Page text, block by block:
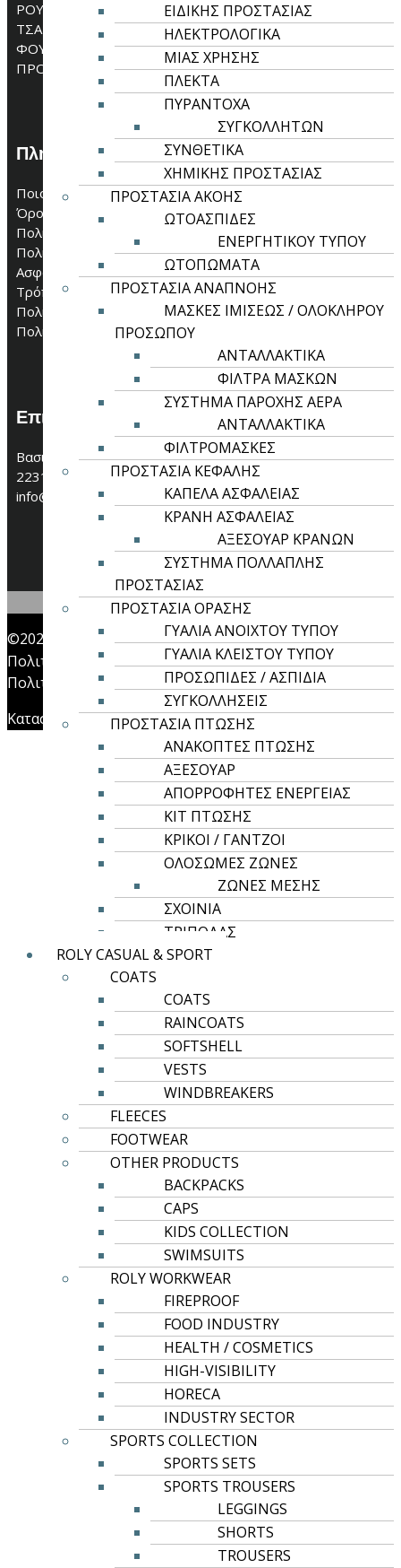
ΕΙΔΙΚΗΣ ΠΡΟΣΤΑΣΙΑΣ
ΗΛΕΚΤΡΟΛΟΓΙΚΑ
ΜΙΑΣ ΧΡΗΣΗΣ
ΠΛΕΚΤΑ
ΠΥΡΑΝΤΟΧΑ
ΣΥΓΚΟΛΛΗΤΩΝ
ΣΥΝΘΕΤΙΚΑ
ΧΗΜΙΚΗΣ ΠΡΟΣΤΑΣΙΑΣ
ΠΡΟΣΤΑΣΙΑ ΑΚΟΗΣ
ΩΤΟΑΣΠΙΔΕΣ
ΕΝΕΡΓΗΤΙΚΟΥ ΤΥΠΟΥ
ΩΤΟΠΩΜΑΤΑ
ΠΡΟΣΤΑΣΙΑ ΑΝΑΠΝΟΗΣ
ΜΑΣΚΕΣ ΙΜΙΣΕΩΣ / ΟΛΟΚΛΗΡΟΥ
ΠΡΟΣΩΠΟΥ
ΑΝΤΑΛΛΑΚΤΙΚΑ
ΦΙΛΤΡΑ ΜΑΣΚΩΝ
ΣΥΣΤΗΜΑ ΠΑΡΟΧΗΣ ΑΕΡΑ
ΑΝΤΑΛΛΑΚΤΙΚΑ
ΦΙΛΤΡΟΜΑΣΚΕΣ
ΠΡΟΣΤΑΣΙΑ ΚΕΦΑΛΗΣ
ΚΑΠΕΛΑ ΑΣΦΑΛΕΙΑΣ
ΚΡΑΝΗ ΑΣΦΑΛΕΙΑΣ
ΑΞΕΣΟΥΑΡ ΚΡΑΝΩΝ
ΣΥΣΤΗΜΑ ΠΟΛΛΑΠΛΗΣ
ΠΡΟΣΤΑΣΙΑΣ
ΠΡΟΣΤΑΣΙΑ ΟΡΑΣΗΣ
ΓΥΑΛΙΑ ΑΝΟΙΧΤΟΥ ΤΥΠΟΥ
ΓΥΑΛΙΑ ΚΛΕΙΣΤΟΥ ΤΥΠΟΥ
ΠΡΟΣΩΠΙΔΕΣ / ΑΣΠΙΔΙΑ
ΣΥΓΚΟΛΛΗΣΕΙΣ
ΠΡΟΣΤΑΣΙΑ ΠΤΩΣΗΣ
ΑΝΑΚΟΠΤΕΣ ΠΤΩΣΗΣ
ΑΞΕΣΟΥΑΡ
ΑΠΟΡΡΟΦΗΤΕΣ ΕΝΕΡΓΕΙΑΣ
ΚΙΤ ΠΤΩΣΗΣ
ΚΡΙΚΟΙ / ΓΑΝΤΖΟΙ
ΟΛΟΣΩΜΕΣ ΖΩΝΕΣ
ΖΩΝΕΣ ΜΕΣΗΣ
ΣΧΟΙΝΙΑ
ΤΡΙΠΟΔΑΣ
ROLY CASUAL & SPORT
COATS
COATS
RAINCOATS
SOFTSHELL
VESTS
WINDBREAKERS
FLEECES
FOOTWEAR
OTHER PRODUCTS
BACKPACKS
CAPS
KIDS COLLECTION
SWIMSUITS
ROLY WORKWEAR
FIREPROOF
FOOD INDUSTRY
HEALTH / COSMETICS
HIGH-VISIBILITY
HORECA
INDUSTRY SECTOR
SPORTS COLLECTION
SPORTS SETS
SPORTS TROUSERS
LEGGINGS
SHORTS
TROUSERS
ΡΟΥΧΑ ΕΡΓΑΣΙΑΣ
ΤΣΑΝΤΕΣ
ΦΟΥΤΕΡ
ΠΡΟΣΦΟΡΕΣ
Πληροφορίες
Ποιοί είμαστε
Όροι Χρήσης
Πολιτική Απορρήτου
Πολιτική Cookies
Ασφάλεια Συναλλαγών
Τρόποι Πληρωμής
Πολιτική Αποστολών
Πολιτική Επιστροφών
Επικοινωνία
Βασιλικών 7, Τ.Κ. 35133, Λαμία
2231100096
info@kentima.gr
©2023 Kentima.gr - All Rights Reserved
Πολιτική Cookies
Πολιτική Απορρήτου
Κατασκευή Ιστοσελίδας DragonWare